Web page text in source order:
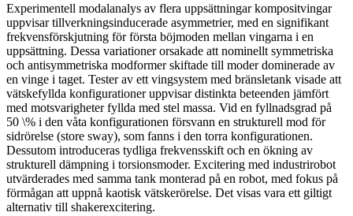
Experimentell modalanalys av flera uppsättningar kompositvingar
uppvisar tillverkningsinducerade asymmetrier, med en signifikant
frekvensförskjutning för första böjmoden mellan vingarna i en
uppsättning. Dessa variationer orsakade att nominellt symmetriska
och antisymmetriska modformer skiftade till moder dominerade av
en vinge i taget. Tester av ett vingsystem med bränsletank visade att
vätskefyllda konfigurationer uppvisar distinkta beteenden jämfört
med motsvarigheter fyllda med stel massa. Vid en fyllnadsgrad på
50 \% i den våta konfigurationen försvann en strukturell mod för
sidrörelse (store sway), som fanns i den torra konfigurationen.
Dessutom introduceras tydliga frekvensskift och en ökning av
strukturell dämpning i torsionsmoder. Excitering med industrirobot
utvärderades med samma tank monterad på en robot, med fokus på
förmågan att uppnå kaotisk vätskerörelse. Det visas vara ett giltigt
alternativ till shakerexcitering.